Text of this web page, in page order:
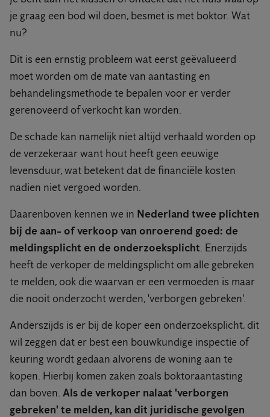
je graag een bod wil doen, besmet is met boktor. Wat
nu?
Dit is een ernstig probleem wat eerst geëvalueerd
moet worden om de mate van aantasting en
behandelingsmethode te bepalen voor er verder
gerenoveerd of verkocht kan worden.
De schade kan namelijk niet altijd verhaald worden op
de verzekeraar want hout heeft geen eeuwige
levensduur, wat betekent dat de financiële kosten
nadien niet vergoed worden.
Daarenboven kennen we in Nederland twee plichten
bij de aan- of verkoop van onroerend goed: de
meldingsplicht en de onderzoeksplicht. Enerzijds
heeft de verkoper de meldingsplicht om alle gebreken
te melden, ook die waarvan er een vermoeden is maar
die nooit onderzocht werden, 'verborgen gebreken'.
Anderszijds is er bij de koper een onderzoeksplicht, dit
wil zeggen dat er best een bouwkundige inspectie of
keuring wordt gedaan alvorens de woning aan te
kopen. Hierbij komen zaken zoals boktoraantasting
dan boven. Als de verkoper nalaat 'verborgen
gebreken' te melden, kan dit juridische gevolgen